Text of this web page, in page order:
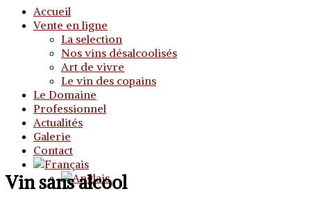
Accueil
Vente en ligne
La selection
Nos vins désalcoolisés
Art de vivre
Le vin des copains
Le Domaine
Professionnel
Actualités
Galerie
Contact
Vin sans alcool